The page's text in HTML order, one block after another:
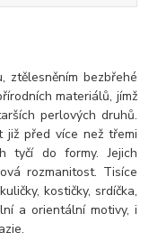
bezbřehé
materiálů, jímž
perlových druhů.
již před více než třemi
tyčí do formy. Jejich
rozmanitost. Tisíce
kostičky, srdíčka,
a orientální motivy, i